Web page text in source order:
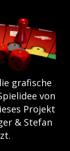
grafische
von
Projekt
& Stefan